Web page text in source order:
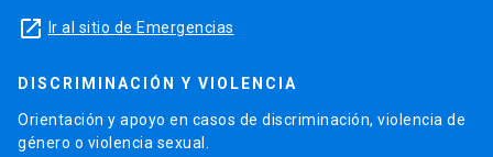
launch Ir al sitio de Emergencias
DISCRIMINACIÓN Y VIOLENCIA
Orientación y apoyo en casos de discriminación, violencia de
género o violencia sexual.